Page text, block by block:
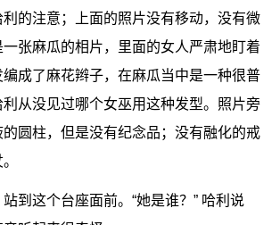
的注意；上面的照片没有移动，没有微
张麻瓜的相片，里面的女人严肃地盯着
成了麻花辫子，在麻瓜当中是一种很普
从没见过哪个女巫用这种发型。照片旁
圆柱，但是没有纪念品；没有融化的戒
到这个台座面前。“她是谁？” 哈利说